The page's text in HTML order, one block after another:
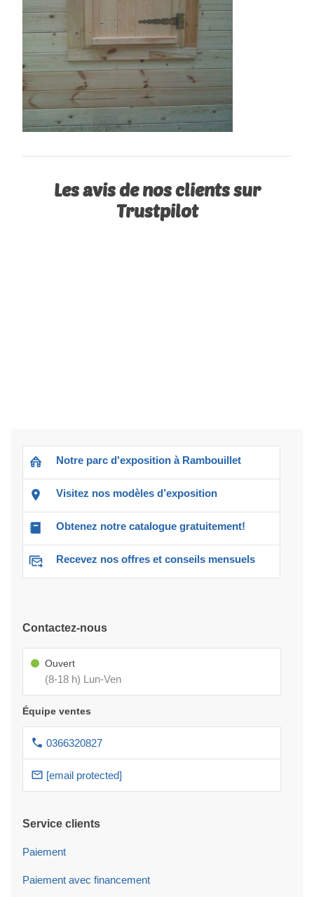
Les avis de nos clients sur
Trustpilot
Notre parc d'exposition à Rambouillet
Visitez nos modèles d’exposition
Obtenez notre catalogue gratuitement!
Recevez nos offres et conseils mensuels
Contactez-nous
Ouvert
(8-18 h) Lun-Ven
Équipe ventes
0366320827
[email protected]
Service clients
Paiement
Paiement avec financement